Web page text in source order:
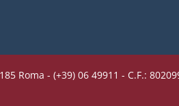
Roma - (+39) 06 49911 - C.F.: